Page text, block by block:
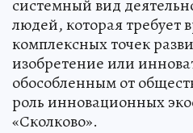
системный вид
людей, которая требует
комплексных точек
изобретение или
обособленным от
роль инновационных
«Сколково».